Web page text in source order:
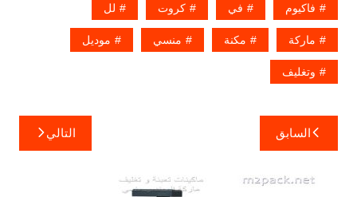
فاكيوم في كروت لل
ماركة مكنة منسي موديل
وتغليف
تصفّح
المقالات
السابق التالي